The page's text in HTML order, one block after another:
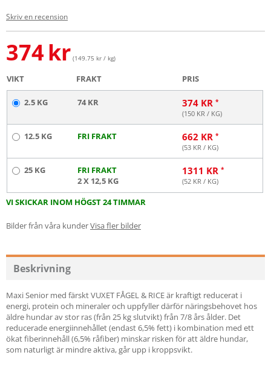
Skriv en recension
374kr (149.75 kr / kg)
VIKT FRAKT PRIS
2.5 KG 74 KR 374 KR
(150 KR / KG)
12.5 KG FRI FRAKT 662 KR
(53 KR / KG)
25 KG
FRI FRAKT
2 X 12,5 KG
1311 KR
(52 KR / KG)
VI SKICKAR INOM HÖGST 24 TIMMAR
Bilder från våra kunderVisa fler bilder
Beskrivning
Maxi Senior med färskt VUXET FÅGEL & RICE är kraftigt reducerat i
energi, protein och mineraler och uppfyller därför näringsbehovet hos
äldre hundar av stor ras (från 25 kg slutvikt) från 7/8 års ålder. Det
reducerade energiinnehållet (endast 6,5% fett) i kombination med ett
ökat fiberinnehåll (6,5% råfiber) minskar risken för att äldre hundar,
som naturligt är mindre aktiva, går upp i kroppsvikt.